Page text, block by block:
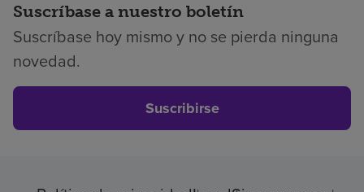
Suscríbase a nuestro boletín
Suscríbase hoy mismo y no se pierda ninguna
novedad.
Suscribirse